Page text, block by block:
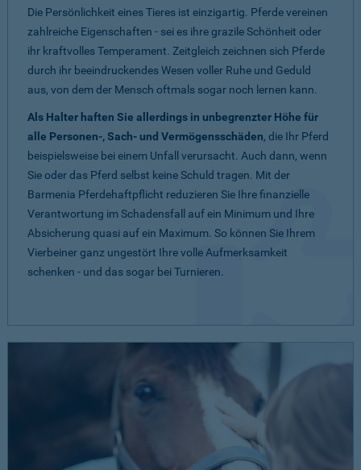
Die Persönlichkeit eines Tieres ist einzigartig. Pferde vereinen
zahlreiche Eigenschaften - sei es ihre grazile Schönheit oder
ihr kraftvolles Temperament. Zeitgleich zeichnen sich Pferde
durch ihr beeindruckendes Wesen voller Ruhe und Geduld
aus, von dem der Mensch oftmals sogar noch lernen kann.
Als Halter haften Sie allerdings in unbegrenzter Höhe für
alle Personen-, Sach- und Vermögensschäden, die Ihr Pferd
beispielsweise bei einem Unfall verursacht. Auch dann, wenn
Sie oder das Pferd selbst keine Schuld tragen. Mit der
Barmenia Pferdehaftpflicht reduzieren Sie Ihre finanzielle
Verantwortung im Schadensfall auf ein Minimum und Ihre
Absicherung quasi auf ein Maximum. So können Sie Ihrem
Vierbeiner ganz ungestört Ihre volle Aufmerksamkeit
schenken - und das sogar bei Turnieren.